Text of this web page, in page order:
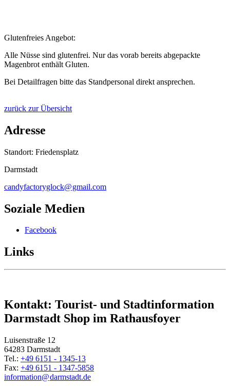
Glutenfreies Angebot:
Alle Nüsse sind glutenfrei. Nur das vorab bereits abgepackte
Magenbrot enthält Gluten.
Bei Detailfragen bitte das Standpersonal direkt ansprechen.
zurück zur Übersicht
Adresse
Standort: Friedensplatz
Darmstadt
candyfactoryglock@gmail.com
Soziale Medien
Facebook
Links
Kontakt: Tourist- und Stadtinformation
Darmstadt Shop im Rathausfoyer
Luisenstraße 12
64283 Darmstadt
Tel.: +49 6151 - 1345-13
Fax: +49 6151 - 1347-5858
information@darmstadt.de